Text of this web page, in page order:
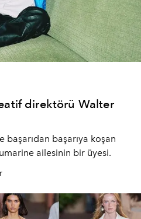
direktörü Walter
başarıdan başarıya koşan
ailesinin bir üyesi.